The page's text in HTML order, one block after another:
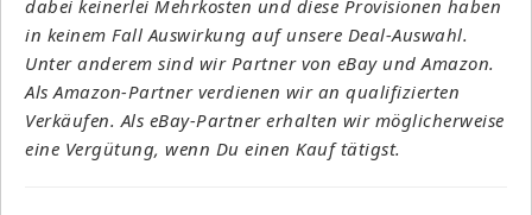
dabei keinerlei Mehrkosten und diese Provisionen haben
in keinem Fall Auswirkung auf unsere Deal-Auswahl.
Unter anderem sind wir Partner von eBay und Amazon.
Als Amazon-Partner verdienen wir an qualifizierten
Verkäufen. Als eBay-Partner erhalten wir möglicherweise
eine Vergütung, wenn Du einen Kauf tätigst.